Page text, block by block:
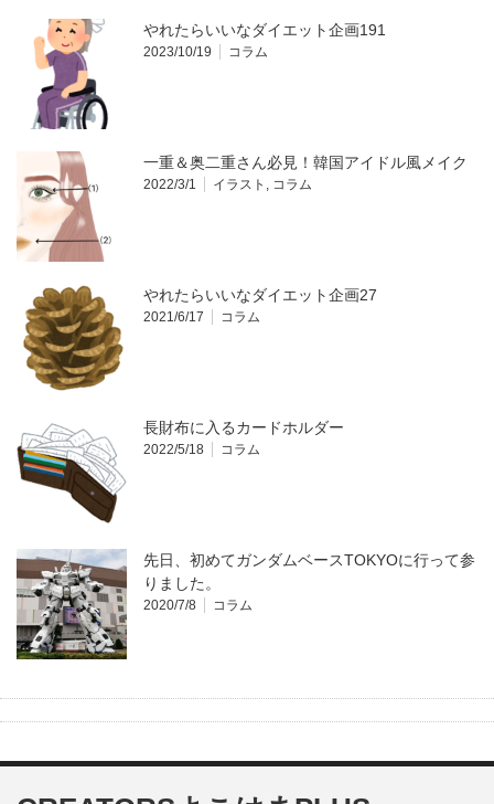
やれたらいいなダイエット企画191
2023/10/19 コラム
一重＆奥二重さん必見！韓国アイドル風メイク
2022/3/1 イラスト , コラム
やれたらいいなダイエット企画27
2021/6/17 コラム
長財布に入るカードホルダー
2022/5/18 コラム
先日、初めてガンダムベースTOKYOに行って参
りました。
2020/7/8 コラム